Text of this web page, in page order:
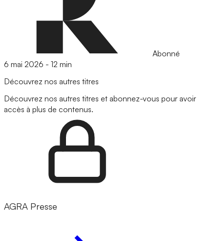
Abonné
6 mai 2026 - 12 min
Découvrez nos autres titres
Découvrez nos autres titres et abonnez-vous pour avoir
accès à plus de contenus.
AGRA Presse